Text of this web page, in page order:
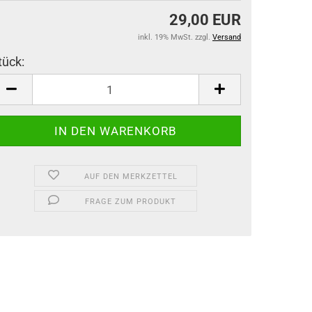
29,00 EUR
inkl. 19% MwSt. zzgl. Versand
AUF DEN MERKZETTEL
FRAGE ZUM PRODUKT